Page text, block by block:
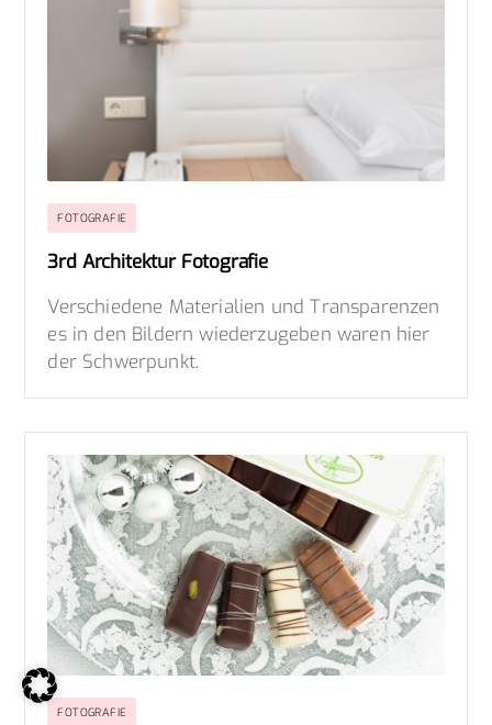
FOTOGRAFIE
3rd Architektur Fotografie
Verschiedene Materialien und Transparenzen
es in den Bildern wiederzugeben waren hier
der Schwerpunkt.
FOTOGRAFIE